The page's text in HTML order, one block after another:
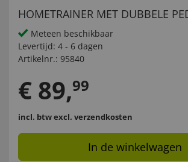
HOMETRAINER MET DUBBELE
Meteen beschikbaar
Levertijd: 4 - 6 dagen
Artikelnr.: 95840
€ 89,99
incl. btwexcl. verzendkosten
In de winkelwagen